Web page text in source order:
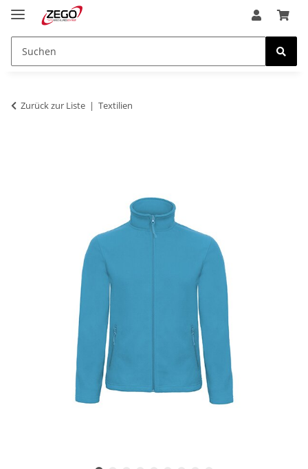
Zurück zur Liste Textilien